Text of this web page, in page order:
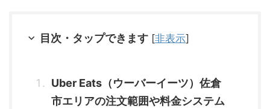
目次・タップできます [非表示]
Uber Eats（ウーバーイーツ）佐倉
市エリアの注文範囲や料金システム